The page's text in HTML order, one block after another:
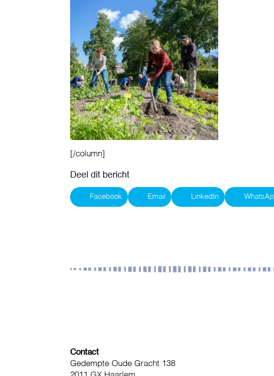
[/column]
Deel dit bericht
Facebook Email LinkedIn
Contact
Gedempte Oude Gracht 138